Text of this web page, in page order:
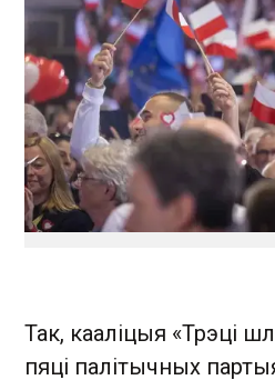
Так, кааліцыя «Трэці
пяці палітычных